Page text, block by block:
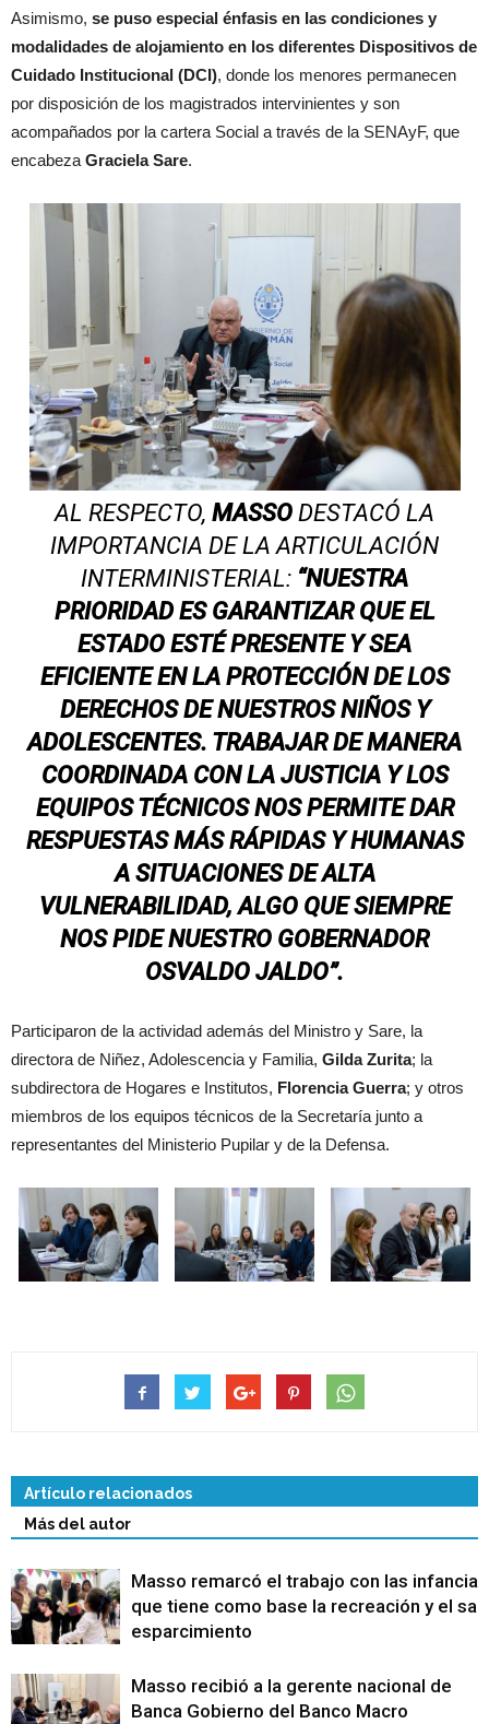
Asimismo, se puso especial énfasis en las condiciones y
modalidades de alojamiento en los diferentes Dispositivos de
Cuidado Institucional (DCI), donde los menores permanecen
por disposición de los magistrados intervinientes y son
acompañados por la cartera Social a través de la SENAyF, que
encabeza Graciela Sare.
AL RESPECTO, MASSO DESTACÓ LA
IMPORTANCIA DE LA ARTICULACIÓN
INTERMINISTERIAL: “NUESTRA
PRIORIDAD ES GARANTIZAR QUE EL
ESTADO ESTÉ PRESENTE Y SEA
EFICIENTE EN LA PROTECCIÓN DE LOS
DERECHOS DE NUESTROS NIÑOS Y
ADOLESCENTES. TRABAJAR DE MANERA
COORDINADA CON LA JUSTICIA Y LOS
EQUIPOS TÉCNICOS NOS PERMITE DAR
RESPUESTAS MÁS RÁPIDAS Y HUMANAS
A SITUACIONES DE ALTA
VULNERABILIDAD, ALGO QUE SIEMPRE
NOS PIDE NUESTRO GOBERNADOR
OSVALDO JALDO”.
Participaron de la actividad además del Ministro y Sare, la
directora de Niñez, Adolescencia y Familia, Gilda Zurita; la
subdirectora de Hogares e Institutos, Florencia Guerra; y otros
miembros de los equipos técnicos de la Secretaría junto a
representantes del Ministerio Pupilar y de la Defensa.
Artículo relacionados
Más del autor
Masso remarcó el trabajo con las infancias
que tiene como base la recreación y el
esparcimiento
Masso recibió a la gerente nacional de
Banca Gobierno del Banco Macro